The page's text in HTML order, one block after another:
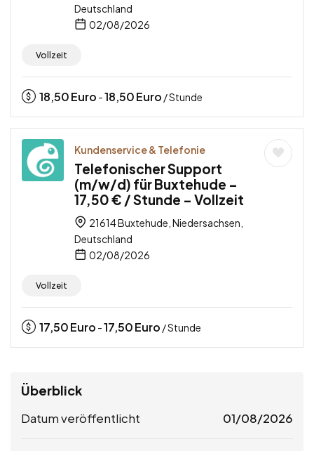
Deutschland
02/08/2026
Vollzeit
18,50Euro -18,50Euro / Stunde
Kundenservice & Telefonie
Telefonischer Support
(m/w/d) für Buxtehude –
17,50 € / Stunde – Vollzeit
21614 Buxtehude, Niedersachsen,
Deutschland
02/08/2026
Vollzeit
17,50Euro -17,50Euro / Stunde
Überblick
Datum veröffentlicht 01/08/2026